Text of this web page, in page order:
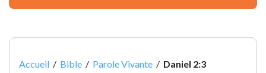
Accueil / Bible / Parole Vivante / Daniel 2:3